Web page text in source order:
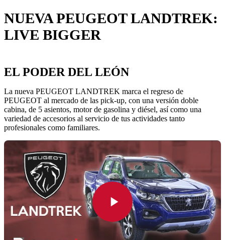
NUEVA PEUGEOT LANDTREK:
LIVE BIGGER
EL PODER DEL LEÓN
La nueva PEUGEOT LANDTREK marca el regreso de
PEUGEOT al mercado de las pick-up, con una versión doble
cabina, de 5 asientos, motor de gasolina y diésel, así como una
variedad de accesorios al servicio de tus actividades tanto
profesionales como familiares.